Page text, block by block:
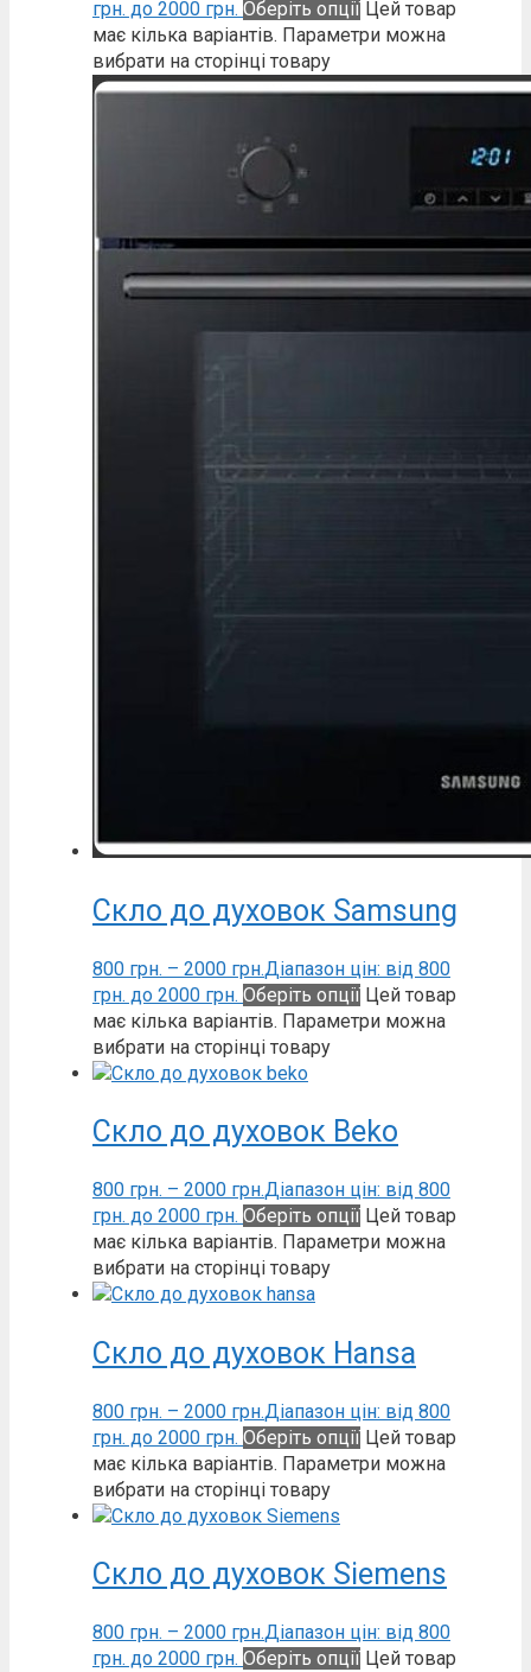
грн. до 2000 грн. Оберіть опції Цей товар
має кілька варіантів. Параметри можна
вибрати на сторінці товару
Скло до духовок Samsung
800 грн. – 2000 грн.Діапазон цін: від 800
грн. до 2000 грн. Оберіть опції Цей товар
має кілька варіантів. Параметри можна
вибрати на сторінці товару
Скло до духовок Beko
800 грн. – 2000 грн.Діапазон цін: від 800
грн. до 2000 грн. Оберіть опції Цей товар
має кілька варіантів. Параметри можна
вибрати на сторінці товару
Скло до духовок Hansa
800 грн. – 2000 грн.Діапазон цін: від 800
грн. до 2000 грн. Оберіть опції Цей товар
має кілька варіантів. Параметри можна
вибрати на сторінці товару
Скло до духовок Siemens
800 грн. – 2000 грн.Діапазон цін: від 800
грн. до 2000 грн. Оберіть опції Цей товар